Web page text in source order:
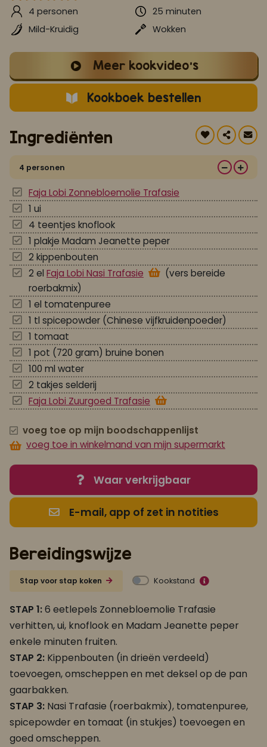
4 personen
25 minuten
Mild-Kruidig
Wokken
Meer kookvideo's
Kookboek bestellen
Ingrediënten
4 personen
Faja Lobi Zonnebloemolie Trafasie
1 ui
4 teentjes knoflook
1 plakje Madam Jeanette peper
2 kippenbouten
2 el Faja Lobi Nasi Trafasie
(vers bereide
roerbakmix)
1 el tomatenpuree
1 tl spicepowder (Chinese vijfkruidenpoeder)
1 tomaat
1 pot (720 gram) bruine bonen
100 ml water
2 takjes selderij
Faja Lobi Zuurgoed Trafasie
voeg toe op mijn boodschappenlijst
voeg toe in winkelmand van mijn supermarkt
Waar verkrijgbaar
E-mail, app of zet in notities
Bereidingswijze
Stap voor stap koken Kookstand
STAP 1:6 eetlepels Zonnebloemolie Trafasie
verhitten, ui, knoflook en Madam Jeanette peper
enkele minuten fruiten.
STAP 2: Kippenbouten (in drieën verdeeld)
toevoegen, omscheppen en met deksel op de pan
gaarbakken.
STAP 3: Nasi Trafasie (roerbakmix), tomatenpuree,
spicepowder en tomaat (in stukjes) toevoegen en
goed omscheppen.